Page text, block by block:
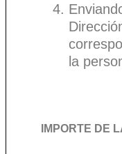
la
IMPORTE DE